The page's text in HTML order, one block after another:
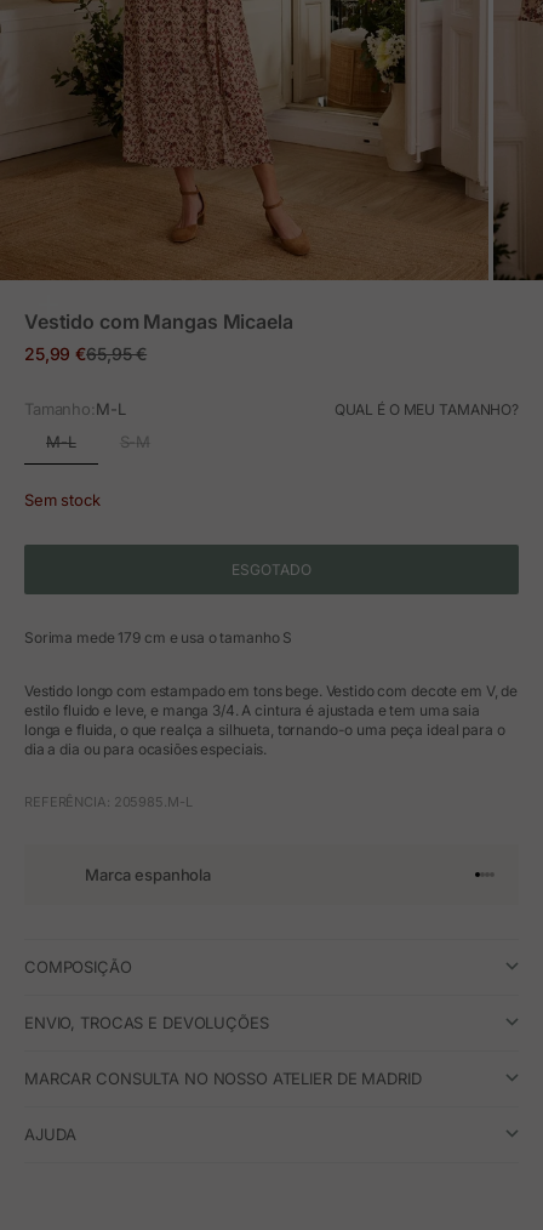
Vestido com Mangas Micaela
Preço em promoção
25,99 €Preço normal
65,95 €
Tamanho:M-L QUAL É O MEU TAMANHO?
M-L S-M
Sem stock
ESGOTADO
Sorima mede 179 cm e usa o tamanho S
Vestido longo com estampado em tons bege. Vestido com decote em V, de
estilo fluido e leve, e manga 3/4. A cintura é ajustada e tem uma saia
longa e fluida, o que realça a silhueta, tornando-o uma peça ideal para o
dia a dia ou para ocasiões especiais.
REFERÊNCIA: 205985.M-L
Marca espanhola Ir para o
Ir para
Ir para
Ir para
COMPOSIÇÃO
ENVIO, TROCAS E DEVOLUÇÕES
MARCAR CONSULTA NO NOSSO ATELIER DE MADRID
AJUDA